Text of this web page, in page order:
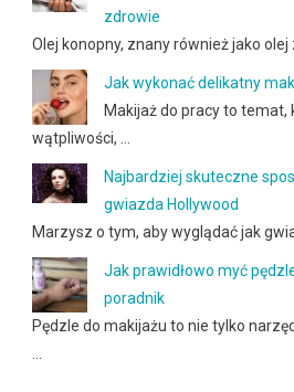
zdrowie
Olej konopny, znany również jako olej
Jak wykonać delikatny
Makijaż do pracy to temat,
wątpliwości, …
Najbardziej skuteczne
gwiazda Hollywood
Marzysz o tym, aby wyglądać jak
Jak prawidłowo myć
poradnik
Pędzle do makijażu to nie tylko